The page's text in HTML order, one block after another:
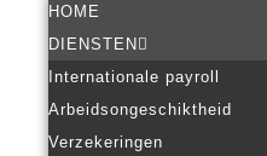
HOME
DIENSTEN
Internationale payroll
Arbeidsongeschiktheid
Verzekeringen